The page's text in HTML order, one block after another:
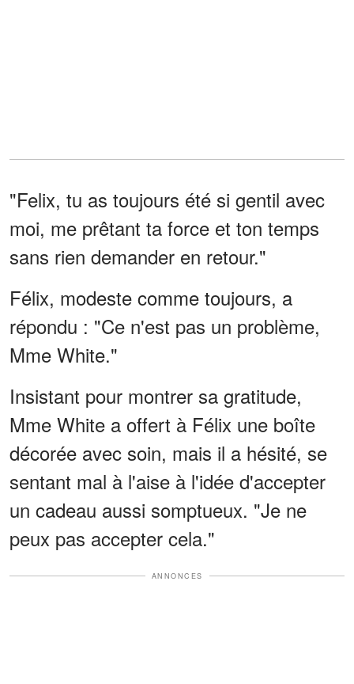
"Felix, tu as toujours été si gentil avec
moi, me prêtant ta force et ton temps
sans rien demander en retour."
Félix, modeste comme toujours, a
répondu : "Ce n'est pas un problème,
Mme White."
Insistant pour montrer sa gratitude,
Mme White a offert à Félix une boîte
décorée avec soin, mais il a hésité, se
sentant mal à l'aise à l'idée d'accepter
un cadeau aussi somptueux. "Je ne
peux pas accepter cela."
ANNONCES